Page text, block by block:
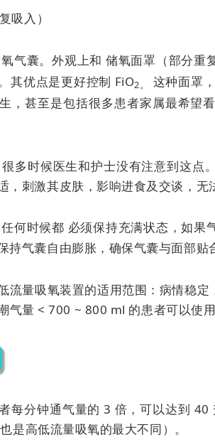
吸入）
气囊。外观上和 储氧面罩（部分重
其优点是更好控制 FiO2。 这种面罩
，甚至是包括很多患者家属最希望
多时候医生和护士没有注意到这点
，刺激其皮肤，影响进食及交谈，无
任何时候都 必须保持充满状态，如果
持气囊自由膨胀，确保气囊与面部
流量吸氧装置的适用范围：病情稳
气量 < 700 ~ 800 ml 的患者可以使用
每分钟通气量的 3 倍，可以达到
是高低流量吸氧的最大不同）。